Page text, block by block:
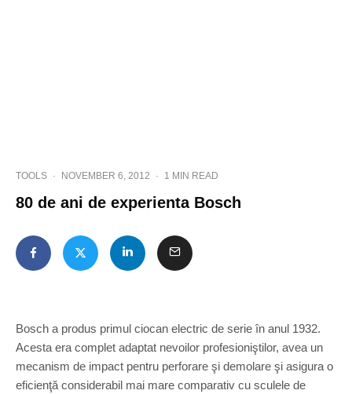
TOOLS · NOVEMBER 6, 2012 · 1 MIN READ
80 de ani de experienta Bosch
Bosch a produs primul ciocan electric de serie în anul 1932.
Acesta era complet adaptat nevoilor profesioniştilor, avea un
mecanism de impact pentru perforare şi demolare şi asigura o
eficienţă considerabil mai mare comparativ cu sculele de